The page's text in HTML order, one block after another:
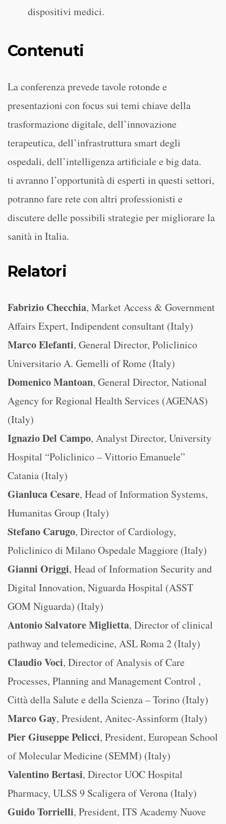
dispositivi medici.
Contenuti
La conferenza prevede tavole rotonde e
presentazioni con focus sui temi chiave della
trasformazione digitale, dell’innovazione
terapeutica, dell’infrastruttura smart degli
ospedali, dell’intelligenza artificiale e big data.
ti avranno l’opportunità di esperti in questi settori,
potranno fare rete con altri professionisti e
discutere delle possibili strategie per migliorare la
sanità in Italia.
Relatori
Fabrizio Checchia, Market Access & Government
Affairs Expert, Indipendent consultant (Italy)
Marco Elefanti, General Director, Policlinico
Universitario A. Gemelli of Rome (Italy)
Domenico Mantoan, General Director, National
Agency for Regional Health Services (AGENAS)
(Italy)
Ignazio Del Campo, Analyst Director, University
Hospital “Policlinico – Vittorio Emanuele”
Catania (Italy)
Gianluca Cesare, Head of Information Systems,
Humanitas Group (Italy)
Stefano Carugo, Director of Cardiology,
Policlinico di Milano Ospedale Maggiore (Italy)
Gianni Origgi, Head of Information Security and
Digital Innovation, Niguarda Hospital (ASST
GOM Niguarda) (Italy)
Antonio Salvatore Miglietta, Director of clinical
pathway and telemedicine, ASL Roma 2 (Italy)
Claudio Voci, Director of Analysis of Care
Processes, Planning and Management Control ,
Città della Salute e della Scienza – Torino (Italy)
Marco Gay, President, Anitec-Assinform (Italy)
Pier Giuseppe Pelicci, President, European School
of Molecular Medicine (SEMM) (Italy)
Valentino Bertasi, Director UOC Hospital
Pharmacy, ULSS 9 Scaligera of Verona (Italy)
Guido Torrielli, President, ITS Academy Nuove